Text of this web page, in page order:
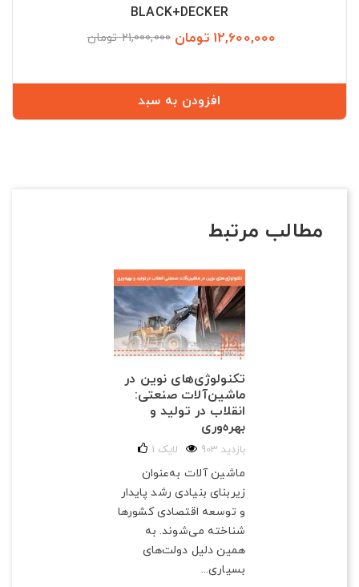
BLACK+DECKER
12,600,000 تومان 21,000,000 تومان
افزودن به سبد
مطالب مرتبط
تکنولوژی‌های نوین در
ماشین‌آلات صنعتی:
انقلاب در تولید و
بهره‌وری
903 بازدید 1 لایک
ماشین آلات به‌عنوان
زیربنای بنیادی رشد پایدار
و توسعه اقتصادی کشورها
شناخته می‌شوند. به
همین دلیل دولت‌های
بسیاری...